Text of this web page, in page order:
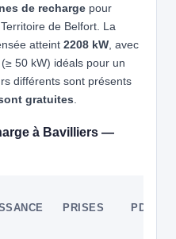
Réservable
Brossolette
2 · EF
⚡ 22 kW
⚡ 22 kW
de recharge pour
de Belfort. La
atteint 2208 kW , avec
(≥ 50 kW) idéals pour un
différents sont présents
gratuites
à Bavilliers —
PRISES PDC